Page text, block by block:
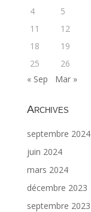
4
5
11
12
18
19
25
26
« Sep
Mar »
Archives
septembre 2024
juin 2024
mars 2024
décembre 2023
septembre 2023